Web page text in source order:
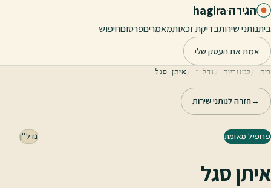
דלג לתוכן הראשי
הגירה·
hagira
ביתנותני שירותבדיקת זכאותמאמריםפרסוםחיפוש
אמת את העסק שלי
בית קטגוריות נדל"ן איתן סגל
→חזרה לנותני שירות
פרופיל מאומת נדל"ן
איתן סגל